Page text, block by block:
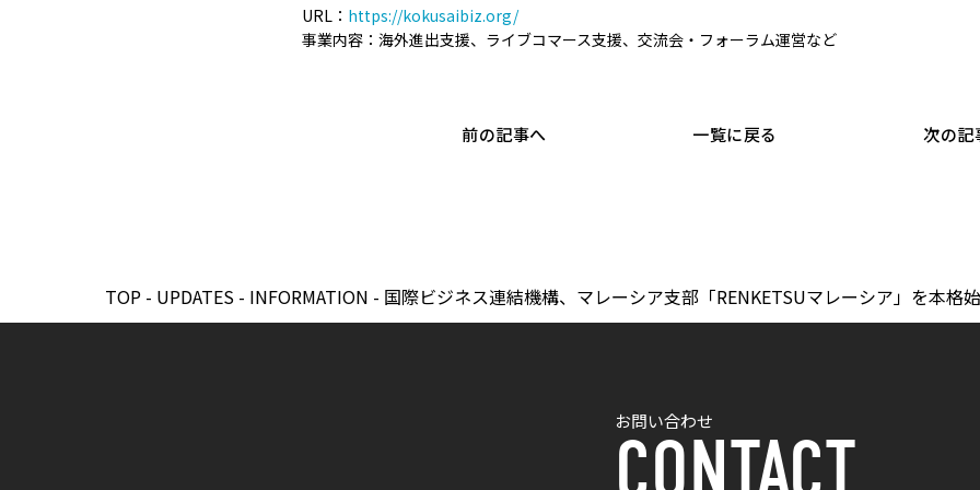
URL： https://kokusaibiz.org/
事業内容：海外進出支援、ライブコマース支援、交流会・フォーラム運営など
前の記事へ 一覧に戻る 次の記
TOP - UPDATES - INFORMATION - 国際ビジネス連結機構、マレーシア支部「RENKETSUマレーシア」を本格
お問い合わせ
CONTACT